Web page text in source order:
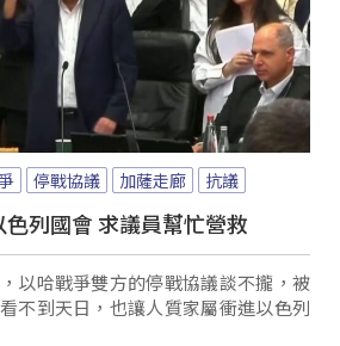
停戰協議 加薩走廊 抗議
列國會 求議員幫忙營救
以哈戰爭雙方的停戰協議談不攏，被
不到天日，也讓人質家屬衝進以色列